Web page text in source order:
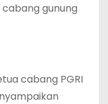
cabang gunung
cabang PGRI